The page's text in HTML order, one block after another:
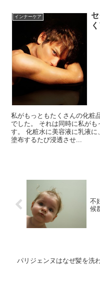
インナーケア
私がもっともたくさんの化粧
でした。 それは同時に私がも
す。 化粧水に美容液に乳液
塗布するたび浸透させ...
不
候
パリジェンヌはなぜ髪を洗